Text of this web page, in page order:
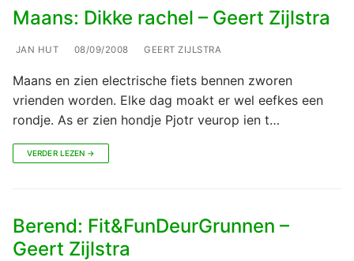
Maans: Dikke rachel – Geert Zijlstra
JAN HUT 08/09/2008 GEERT ZIJLSTRA
Maans en zien electrische fiets bennen zworen
vrienden worden. Elke dag moakt er wel eefkes een
rondje. As er zien hondje Pjotr veurop ien t…
VERDER LEZEN →
Berend: Fit&FunDeurGrunnen –
Geert Zijlstra